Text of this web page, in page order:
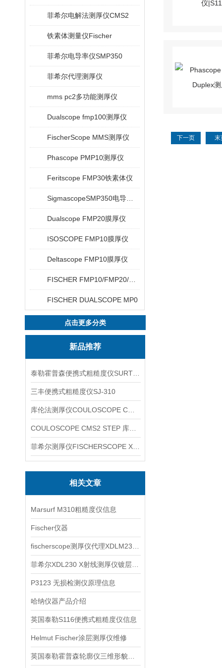
菲希尔电解法测厚仪CMS2
铁素体测量仪Fischer
菲希尔电导率仪SMP350
菲希尔代理测厚仪
mms pc2多功能测厚仪
Dualscope fmp100测厚仪
FischerScope MMS测厚仪
Phascope PMP10测厚仪
Feritscope FMP30铁素体仪
Dualscope FMP20膜厚仪
ISOSCOPE FMP10膜厚仪
Deltascope FMP10膜厚仪
FISCHER DUALSCOPE MP0
点击更多分类
新品推荐
三丰便携式粗糙度仪SJ-310
相关文章
Marsurf M310粗糙度仪信息
Fischer仪器
P3123 无损检测仪原理信息
哈纳仪器产品介绍
英国泰勒S116便携式粗糙度仪信息
Helmut Fischer涂层测厚仪维修
下一页 末